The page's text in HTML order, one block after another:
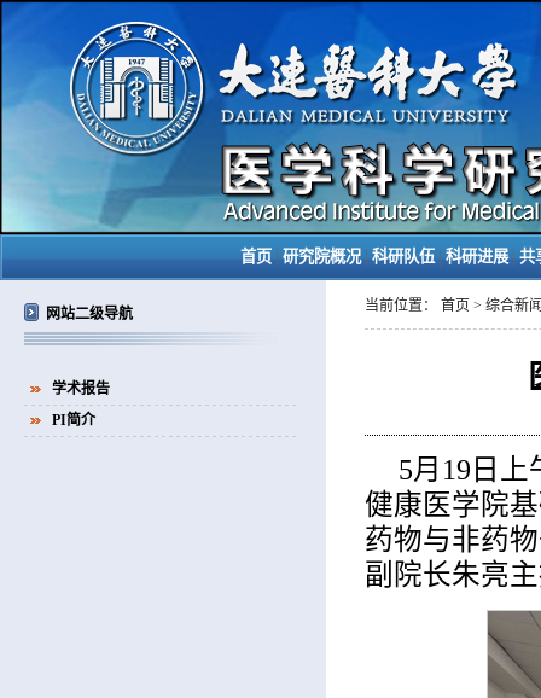
首页|研究院概况|科研队伍|科研进展|共
网站二级导航
学术报告
PI简介
当前位置： 首页 > 综合新
5月19日
健康医学院
药物与非药
副院长朱亮